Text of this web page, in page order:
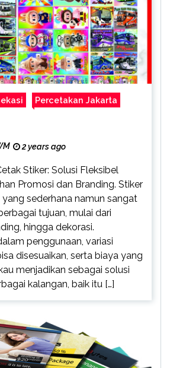
Percetakan Jakarta
2 years ago
Stiker: Solusi Fleksibel
Promosi dan Branding. Stiker
sederhana namun sangat
tujuan, mulai dari
hingga dekorasi.
penggunaan, variasi
disesuaikan, serta biaya yang
menjadikan sebagai solusi
kalangan, baik itu […]